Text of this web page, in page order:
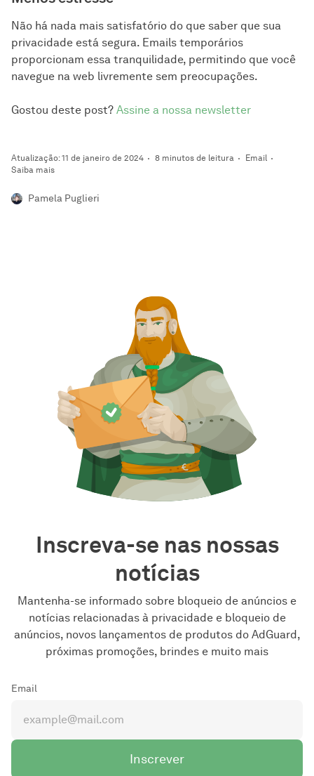
Não há nada mais satisfatório do que saber que sua
privacidade está segura. Emails temporários
proporcionam essa tranquilidade, permitindo que você
navegue na web livremente sem preocupações.
Gostou deste post? Assine a nossa newsletter
Atualização: 11 de janeiro de 2024 8 minutos de leitura
Email
Saiba mais
Pamela Puglieri
Inscreva-se nas nossas
notícias
Mantenha-se informado sobre bloqueio de anúncios e
notícias relacionadas à privacidade e bloqueio de
anúncios, novos lançamentos de produtos do AdGuard,
próximas promoções, brindes e muito mais
Email
Inscrever